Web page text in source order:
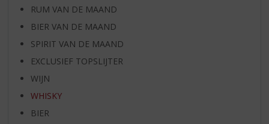
RUM VAN DE MAAND
BIER VAN DE MAAND
SPIRIT VAN DE MAAND
EXCLUSIEF TOPSLIJTER
WIJN
WHISKY
BIER